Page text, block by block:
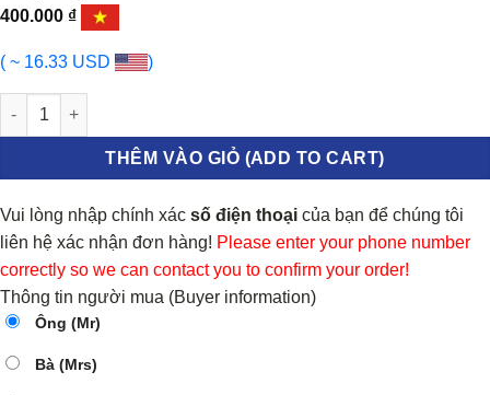
400.000 ₫
( ~ 16.33 USD )
Tay mở cửa ngoài Chevrolet Spark M300, Daewoo Matiz 4 số
THÊM VÀO GIỎ (ADD TO CART)
Vui lòng nhập chính xác số điện thoại của bạn để chúng tôi
liên hệ xác nhận đơn hàng! Please enter your phone number
correctly so we can contact you to confirm your order!
Thông tin người mua (Buyer information)
Ông (Mr)
Bà (Mrs)